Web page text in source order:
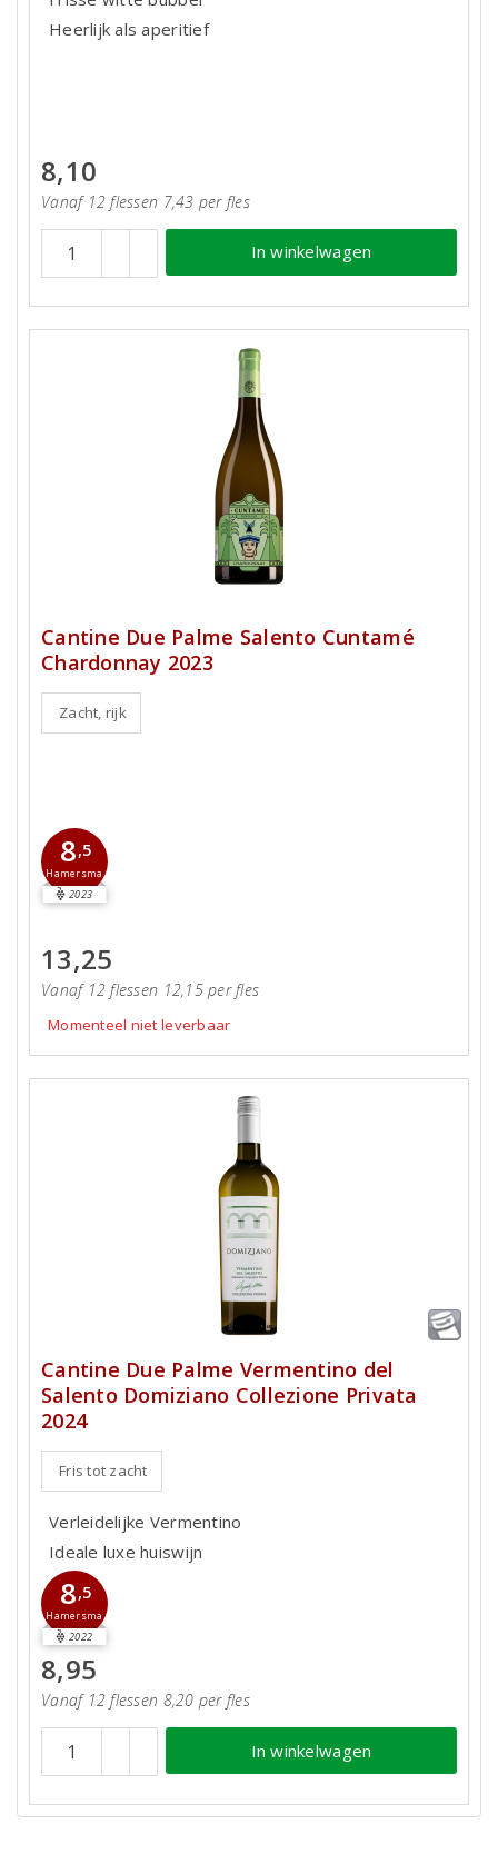
Heerlijk als aperitief
8,10
Vanaf 12 flessen 7,43 per fles
In winkelwagen
Cantine Due Palme Salento Cuntamé
Chardonnay 2023
Zacht, rijk
8,5
Hamersma
2023
13,25
Vanaf 12 flessen 12,15 per fles
Momenteel niet leverbaar
Cantine Due Palme Vermentino del
Salento Domiziano Collezione Privata
2024
Fris tot zacht
Verleidelijke Vermentino
Ideale luxe huiswijn
8,5
Hamersma
2022
8,95
Vanaf 12 flessen 8,20 per fles
In winkelwagen